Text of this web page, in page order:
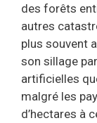
des forêts
autres
plus souvent
son sillage
artificielles
malgré les
d’hectares à